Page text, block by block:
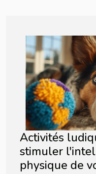
Activités
stimuler
physique de